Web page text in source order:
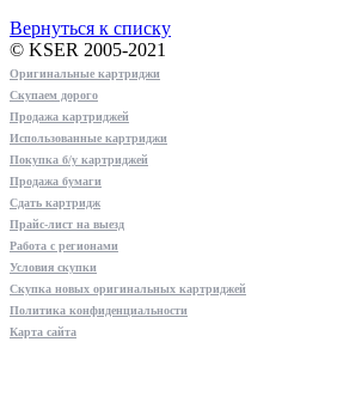
Вернуться к списку
© KSER 2005-2021
Оригинальные картриджи
Скупаем дорого
Продажа картриджей
Использованные картриджи
Покупка б/у картриджей
Продажа бумаги
Сдать картридж
Прайс-лист на выезд
Работа с регионами
Условия скупки
Скупка новых оригинальных картриджей
Политика конфиденциальности
Карта сайта